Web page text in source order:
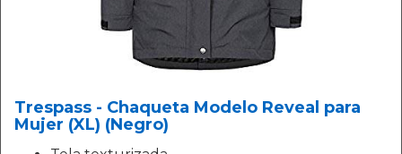
Trespass - Chaqueta Modelo Reveal para
Mujer (XL) (Negro)